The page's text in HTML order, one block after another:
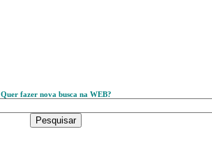
Quer fazer nova busca na WEB?